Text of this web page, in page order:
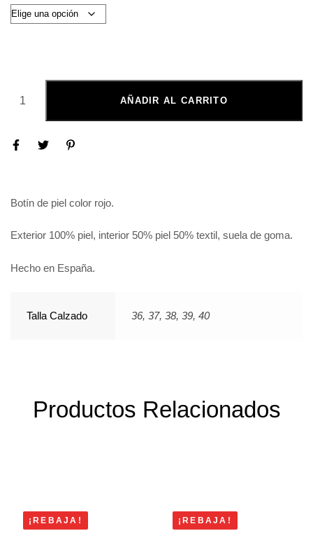
AÑADIR AL CARRITO
Botín de piel color rojo.
Exterior 100% piel, interior 50% piel 50% textil, suela de goma.
Hecho en España.
Talla Calzado 36, 37, 38, 39, 40
Productos Relacionados
¡REBAJA! ¡REBAJA!